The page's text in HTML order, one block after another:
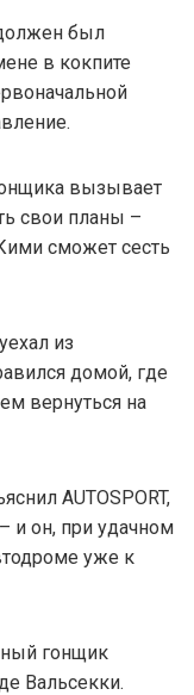
был
в кокпите
вызывает
свои планы –
сможет сесть
из
домой, где
вернуться на
AUTOSPORT,
и он, при удачном
уже к
гонщик
Вальсекки.